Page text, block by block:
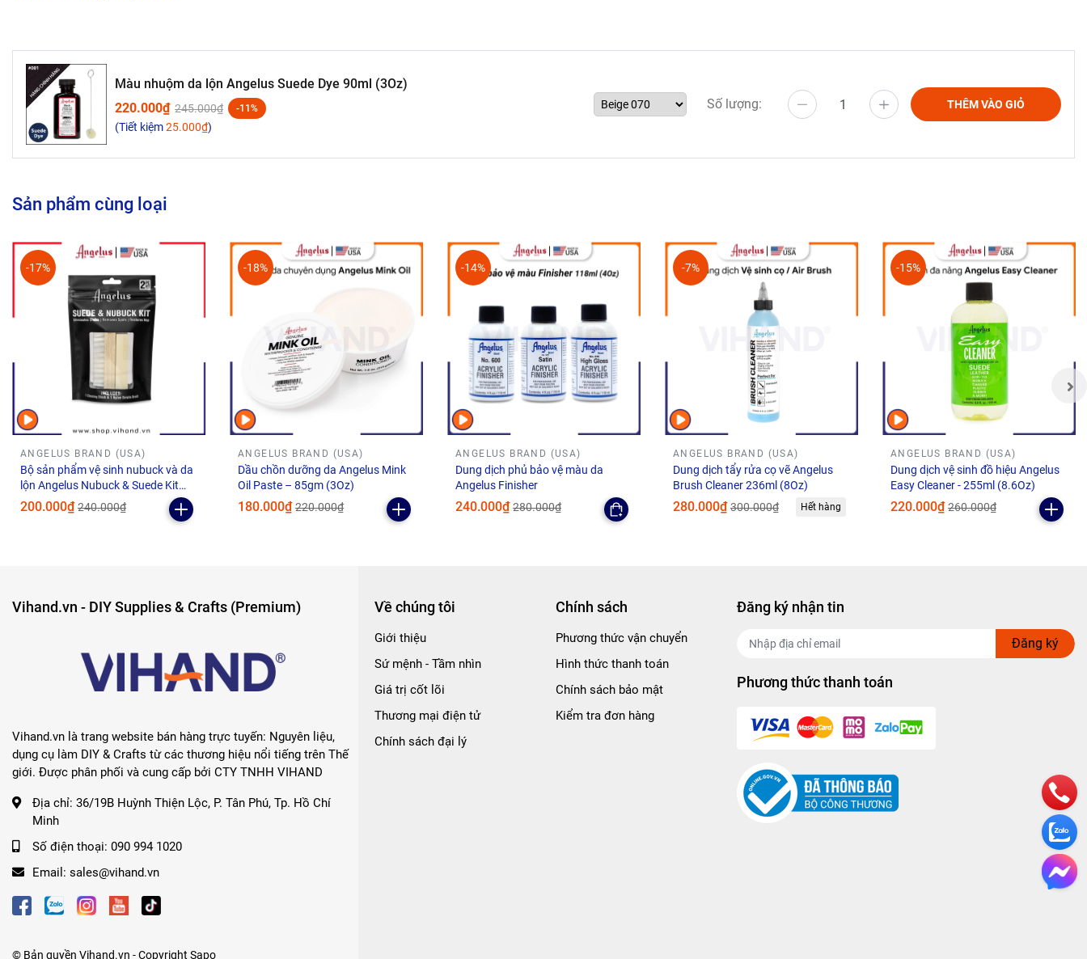
Lưu ý:
Đậy nắp khi không sử dụng.
Bảo quản nơi thoáng mát, tránh ánh nắng mặt trời.
Xịt phủ chống nước cho giày
khi nhuộm.
Nhuộm ra phần nhỏ và khuất
khi nhuộm toàn bộ giày.
Có thể pha với màu
để làm loãng màu.
2. Angelus – Thương hiệu nổi tiếng dành cho chăm sóc và cá nhân hóa giày trên Thế
giới
bởi Paul T. Angalos. Năm 1953, Paul và con trai của ông đã mua lại thương hiệu Angelus Shoe Polish và
tiếp tục phát triển thương hiệu này. Hiện nay, Angelus đã trở thành thương hiệu chuyên về dòng sản phẩm custom & chăm sóc giày
hàng đầu trên thế giới có nhà máy đặt tại Santa Fe Springs, California, USA.
, Angelus vẫn đang không ngừng nổ lực nghiên cứu và cải tiến để cho ra mắt nhiều
dòng sản phẩm mới với chất lượng vượt trội nhằm phục vụ tối đa nhu cầu của các tín đồ custom trên toàn Thế giới.
ng ta có thể
dễ dàng kể tên các sản phẩm nổi bật như:
• Màu vẽ da, vải Angelus Leather Paint
• Các dung môi pha màu chuyên dụng
• Dung dịch tẩy lớp bảo vệ Angelus Preparer Deglazer
Màu nhuộm da lộn Angelus Suede Dye 90ml (3Oz)
220.000₫ 245.000₫ -11%
(Tiết kiệm25.000₫)
Số lượng: THÊM VÀO GIỎ
Sản phẩm cùng loại
-17%
ANGELUS BRAND (USA)
Bộ sản phẩm vệ sinh nubuck và da
lộn Angelus Nubuck & Suede Kit
cao cấp
200.000₫ 240.000₫
-18%
ANGELUS BRAND (USA)
Dầu chồn dưỡng da Angelus Mink
Oil Paste – 85gm (3Oz)
180.000₫ 220.000₫
-14%
ANGELUS BRAND (USA)
Dung dịch phủ bảo vệ màu da
Angelus Finisher
240.000₫ 280.000₫
-7%
ANGELUS BRAND (USA)
Dung dịch tẩy rửa cọ vẽ Angelus
Brush Cleaner 236ml (8Oz)
280.000₫ 300.000₫ Hết hàng
-15%
ANGELUS BRAND (USA)
Dung dịch vệ sinh đồ hiệu Angelus
Easy Cleaner - 255ml (8.6Oz)
220.000₫ 260.000₫
Vihand.vn - DIY Supplies & Crafts (Premium)
Vihand.vn là trang website bán hàng trực tuyến: Nguyên liệu,
dụng cụ làm DIY & Crafts từ các thương hiệu nổi tiếng trên Thế
giới. Được phân phối và cung cấp bởi CTY TNHH VIHAND
Địa chỉ: 36/19B Huỳnh Thiện Lộc, P. Tân Phú, Tp. Hồ Chí
Minh
Số điện thoại: 090 994 1020
Email: sales@vihand.vn
Về chúng tôi
Giới thiệu
Sứ mệnh - Tầm nhìn
Giá trị cốt lõi
Thương mại điện tử
Chính sách đại lý
Chính sách
Phương thức vận chuyển
Hình thức thanh toán
Chính sách bảo mật
Kiểm tra đơn hàng
Đăng ký nhận tin
Đăng ký
Phương thức thanh toán
© Bản quyền Vihand.vn - Copyright Sapo